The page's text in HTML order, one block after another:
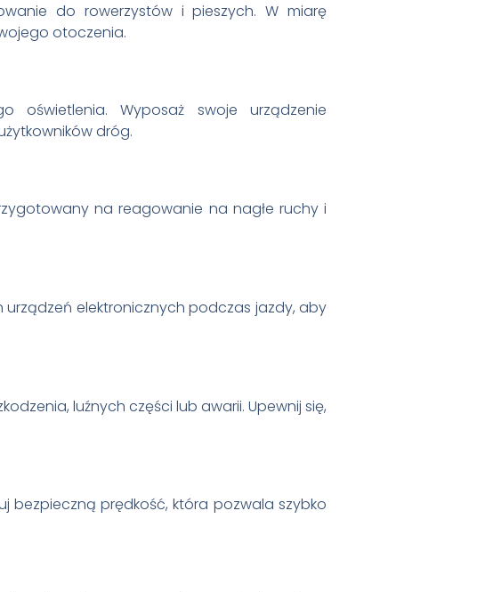
do rowerzystów i pieszych. W miarę
otoczenia.
oświetlenia. Wyposaż swoje urządzenie
dróg.
na reagowanie na nagłe ruchy i
urządzeń elektronicznych podczas jazdy, aby
luźnych części lub awarii. Upewnij się,
bezpieczną prędkość, która pozwala szybko